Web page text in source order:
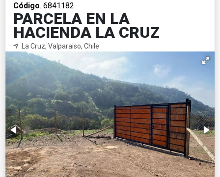
Código. 6841182
PARCELA EN LA
HACIENDA LA CRUZ
La Cruz, Valparaiso, Chile